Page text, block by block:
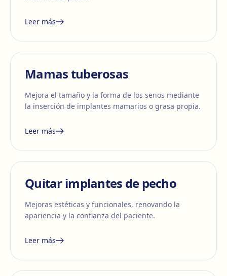
Leer más
Mamas tuberosas
Mejora el tamaño y la forma de los senos mediante
la inserción de implantes mamarios o grasa propia.
Leer más
Quitar implantes de pecho
Mejoras estéticas y funcionales, renovando la
apariencia y la confianza del paciente.
Leer más